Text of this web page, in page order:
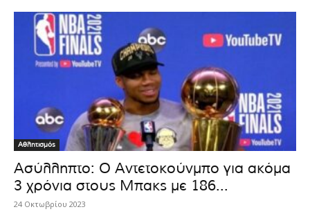
Αθλητισμός
Ασύλληπτο: Ο Αντετοκούνμπο για ακόμα
3 χρόνια στους Μπακς με 186...
24 Οκτωβρίου 2023